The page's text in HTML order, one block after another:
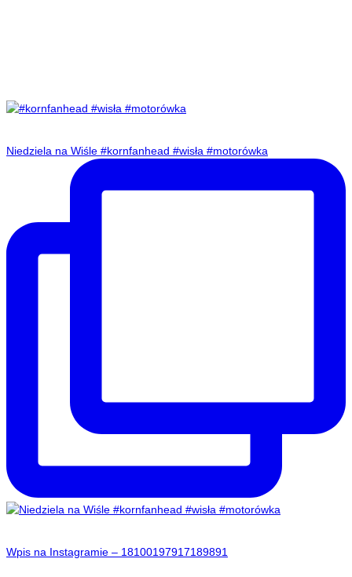
Niedziela na Wiśle #kornfanhead #wisła #motorówka
Wpis na Instagramie – 18100197917189891